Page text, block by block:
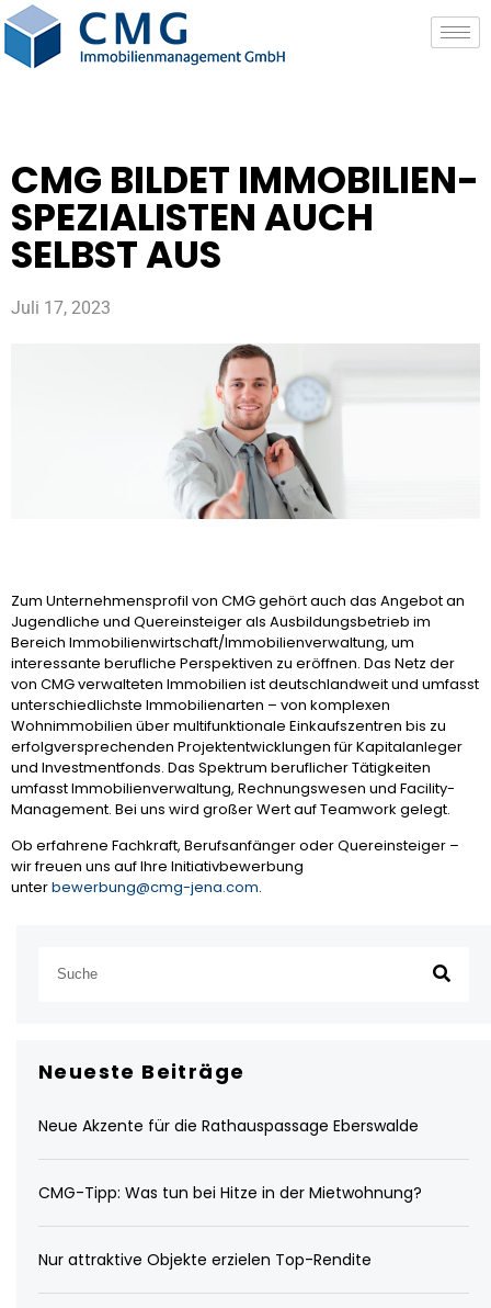
CMG BILDET IMMOBILIEN-
SPEZIALISTEN AUCH
SELBST AUS
Juli 17, 2023
Zum Unternehmensprofil von CMG gehört auch das Angebot an
Jugendliche und Quereinsteiger als Ausbildungsbetrieb im
Bereich Immobilienwirtschaft/Immobilienverwaltung, um
interessante berufliche Perspektiven zu eröffnen. Das Netz der
von CMG verwalteten Immobilien ist deutschlandweit und umfasst
unterschiedlichste Immobilienarten – von komplexen
Wohnimmobilien über multifunktionale Einkaufszentren bis zu
erfolgversprechenden Projektentwicklungen für Kapitalanleger
und Investmentfonds. Das Spektrum beruflicher Tätigkeiten
umfasst Immobilienverwaltung, Rechnungswesen und Facility-
Management. Bei uns wird großer Wert auf Teamwork gelegt.
Ob erfahrene Fachkraft, Berufsanfänger oder Quereinsteiger –
wir freuen uns auf Ihre Initiativbewerbung
unterbewerbung@cmg-jena.com.
Neueste Beiträge
Neue Akzente für die Rathauspassage Eberswalde
CMG-Tipp: Was tun bei Hitze in der Mietwohnung?
Nur attraktive Objekte erzielen Top-Rendite